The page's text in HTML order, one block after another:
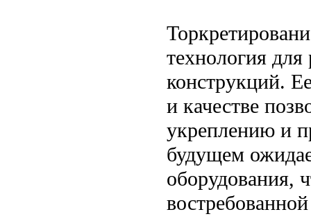
технология
конструкций.
и качестве
укреплению и
будущем
оборудования,